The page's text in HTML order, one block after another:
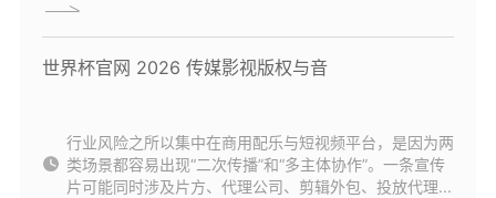
世界杯官网 2026 传媒影视版权与音
行业风险之所以集中在商用配乐与短视频平台，是因为两
类场景都容易出现“二次传播”和“多主体协作”。一条宣传
片可能同时涉及片方、代理公司、剪辑外包、投放代理...